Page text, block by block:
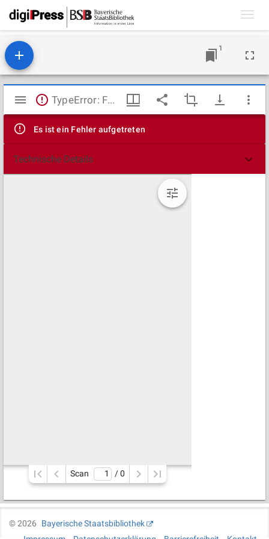
1
Mirador
Viewer
TypeError: Failed to fetch
Es ist ein Fehler aufgetreten
Technische Details
Scan / 0
©2026
Bayerische Staatsbibliothek